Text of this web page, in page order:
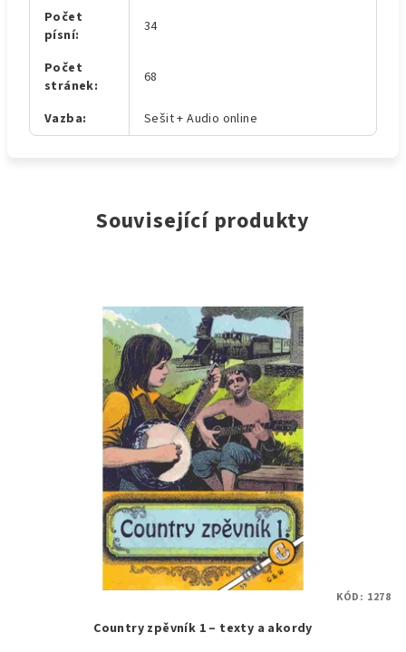
Počet
písní: 34
Počet
stránek: 68
Vazba: Sešit + Audio online
Související produkty
Country zpěvník 1 – texty a akordy
KÓD: 1278